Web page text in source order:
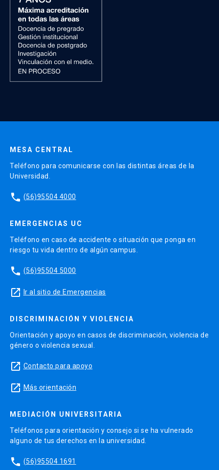
MESA CENTRAL
Teléfono para comunicarse con las distintas áreas de la
Universidad.
phone (56)95504 4000
EMERGENCIAS UC
Teléfono en caso de accidente o situación que ponga en
riesgo tu vida dentro de algún campus.
phone (56)95504 5000
launch Ir al sitio de Emergencias
DISCRIMINACIÓN Y VIOLENCIA
Orientación y apoyo en casos de discriminación, violencia de
género o violencia sexual.
launch Contacto para apoyo
launch Más orientación
MEDIACIÓN UNIVERSITARIA
Teléfonos para orientación y consejo si se ha vulnerado
alguno de tus derechos en la universidad.
phone (56)95504 1691